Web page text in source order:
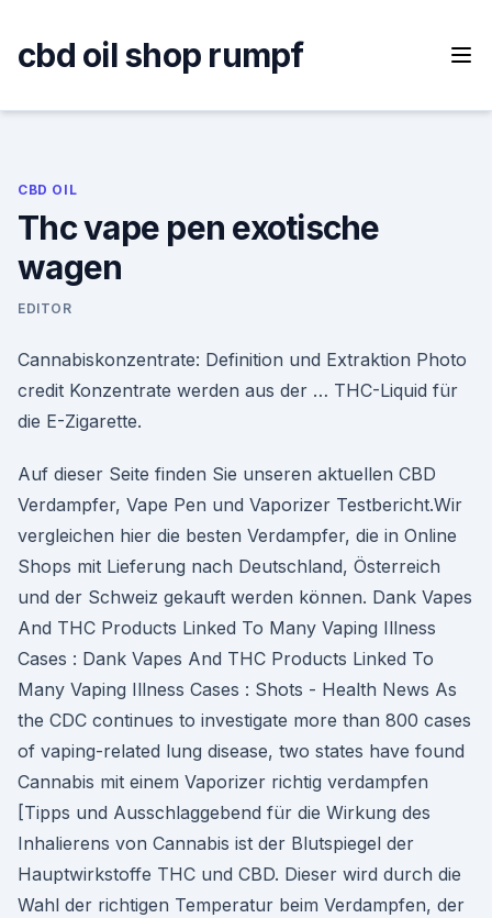
content
cbd oil shop rumpf
CBD OIL
Thc vape pen exotische
wagen
EDITOR
Cannabiskonzentrate: Definition und Extraktion Photo
credit Konzentrate werden aus der … THC-Liquid für
die E-Zigarette.
Auf dieser Seite finden Sie unseren aktuellen CBD
Verdampfer, Vape Pen und Vaporizer Testbericht.Wir
vergleichen hier die besten Verdampfer, die in Online
Shops mit Lieferung nach Deutschland, Österreich
und der Schweiz gekauft werden können. Dank Vapes
And THC Products Linked To Many Vaping Illness
Cases : Dank Vapes And THC Products Linked To
Many Vaping Illness Cases : Shots - Health News As
the CDC continues to investigate more than 800 cases
of vaping-related lung disease, two states have found
Cannabis mit einem Vaporizer richtig verdampfen
[Tipps und Ausschlaggebend für die Wirkung des
Inhalierens von Cannabis ist der Blutspiegel der
Hauptwirkstoffe THC und CBD. Dieser wird durch die
Wahl der richtigen Temperatur beim Verdampfen, der